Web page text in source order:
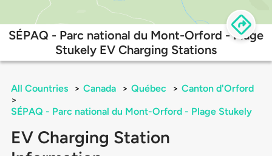
SÉPAQ - Parc national du Mont-Orford - Plage
Stukely EV Charging Stations
All Countries > Canada > Québec > Canton d'Orford
>
SÉPAQ - Parc national du Mont-Orford - Plage Stukely
EV Charging Station